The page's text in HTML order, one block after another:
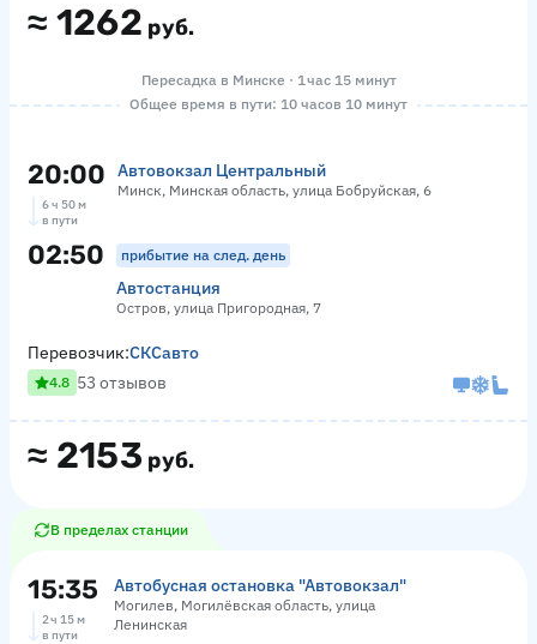
≈ 1262 руб.
Пересадка в Минске · 1 час 15 минут
Общее время в пути: 10 часов 10 минут
20:00 Автовокзал Центральный
Минск, Минская область, улица Бобруйская, 6
6 ч 50 м
в пути
02:50 прибытие на след. день
Автостанция
Остров, улица Пригородная, 7
≈ 2153 руб.
Перевозчик:СКСавто
4.8 53 отзывов
В пределах станции
15:35 Автобусная остановка "Автовокзал"
Могилев, Могилёвская область, улица
Ленинская
2 ч 15 м
в пути